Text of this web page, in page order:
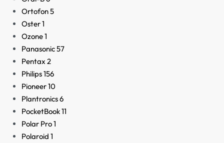
Ortofon5
Oster1
Ozone1
Panasonic57
Pentax 2
Philips156
Pioneer10
Plantronics6
PocketBook11
Polar Pro1
Polaroid 1